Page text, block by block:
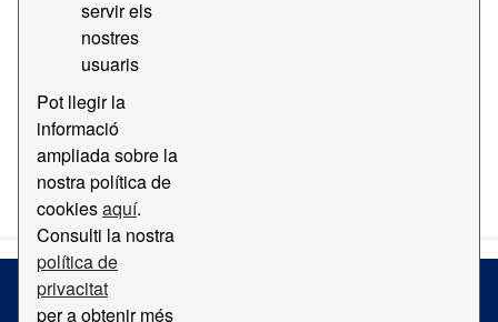
servir els
nostres
usuaris
Pot llegir la
informació
ampliada sobre la
nostra política de
cookiesaquí.
Consulti la nostra
política de
privacitat
per a obtenir més
Docs).